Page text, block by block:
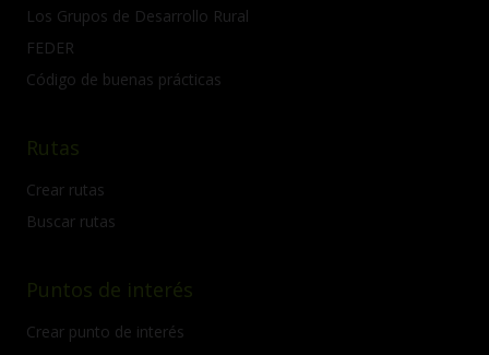
Los Grupos de Desarrollo Rural
FEDER
Código de buenas prácticas
Rutas
Crear rutas
Buscar rutas
Puntos de interés
Crear punto de interés